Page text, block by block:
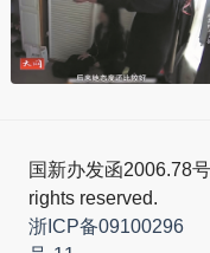
国新办发函2006.78
rights reserved.
浙ICP备09100296